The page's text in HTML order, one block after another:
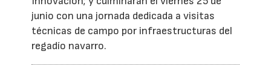
junio con una jornada dedicada a visitas
técnicas de campo por infraestructuras del
regadío navarro.